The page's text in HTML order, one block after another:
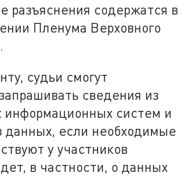
разъяснения содержатся в
Пленума Верховного
судьи смогут
сведения из
информационных систем и
данных, если необходимые
у участников
в частности, о данных